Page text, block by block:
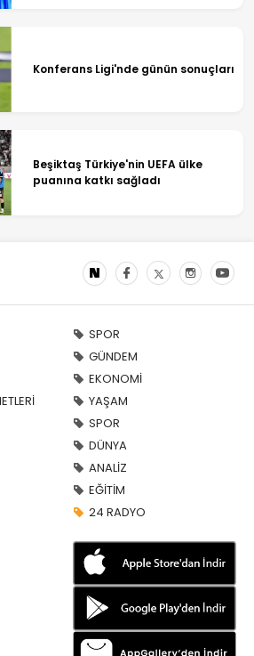
Konferans Ligi'nde günün sonuçları
Beşiktaş Türkiye'nin UEFA ülke
puanına katkı sağladı
SPOR
GÜNDEM
EKONOMİ
YAŞAM
SPOR
DÜNYA
ANALİZ
EĞİTİM
24 RADYO